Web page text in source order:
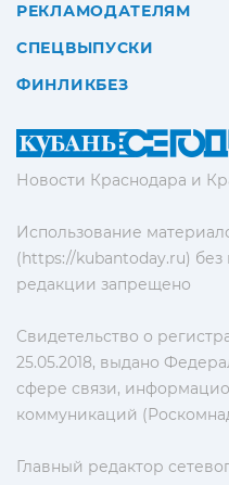
Новости Краснодара и
Использование
(https://kubantoday.ru) без
редакции запрещено
Свидетельство о
25.05.2018, выдано
сфере связи,
коммуникаций
Главный редактор
РЕКЛАМОДАТЕЛЯМ
СПЕЦВЫПУСКИ
ФИНЛИКБЕЗ